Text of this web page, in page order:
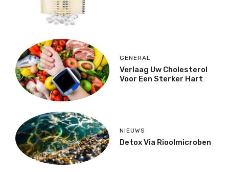
GENERAL
Verlaag Uw Cholesterol
Voor Een Sterker Hart
NIEUWS
Detox Via Rioolmicroben